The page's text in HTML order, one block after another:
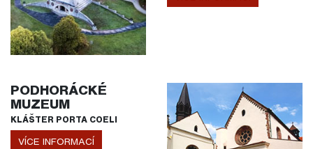
PODHORÁCKÉ
MUZEUM
KLÁŠTER PORTA COELI
VÍCE INFORMACÍ